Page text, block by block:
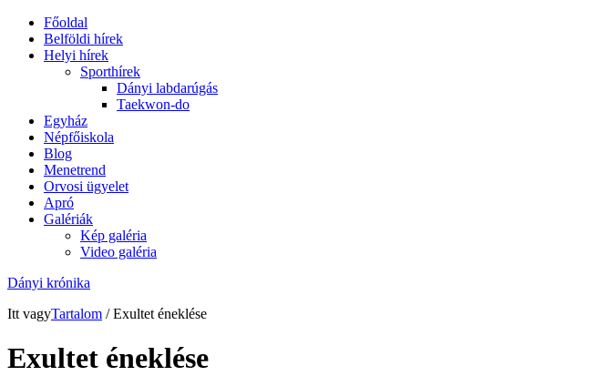
Főoldal
Belföldi hírek
Helyi hírek
Sporthírek
Dányi labdarúgás
Taekwon-do
Egyház
Népfőiskola
Blog
Menetrend
Orvosi ügyelet
Apró
Galériák
Kép galéria
Video galéria
Dányi krónika
Itt vagyTartalom / Exultet éneklése
Exultet éneklése